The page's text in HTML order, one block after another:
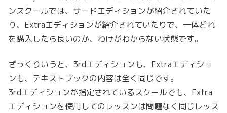
ンスクールでは、サードエディションが紹介されていた
り、Extraエディションが紹介されていたりで、一体どれ
を購入したら良いのか、わけがわからない状態です。
ざっくりいうと、3rdエディションも、Extraエディショ
ンも、テキストブックの内容は全く同じです。
3rdエディションが指定されているスクールでも、Extra
エディションを使用してのレッスンは問題なく同じレッス